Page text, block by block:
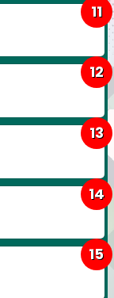
11
12
13
14
15